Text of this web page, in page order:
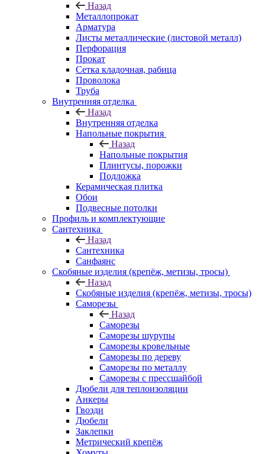
Назад
Металлопрокат
Арматура
Листы металлические (листовой металл)
Перфорация
Прокат
Сетка кладочная, рабица
Проволока
Труба
Внутренняя отделка
Назад
Внутренняя отделка
Напольные покрытия
Назад
Напольные покрытия
Плинтусы, порожки
Подложка
Керамическая плитка
Обои
Подвесные потолки
Профиль и комплектующие
Сантехника
Назад
Сантехника
Санфаянс
Скобяные изделия (крепёж, метизы, тросы)
Назад
Скобяные изделия (крепёж, метизы, тросы)
Саморезы
Назад
Саморезы
Саморезы шурупы
Саморезы кровельные
Саморезы по дереву
Саморезы по металлу
Саморезы с прессшайбой
Дюбели для теплоизоляции
Анкеры
Гвозди
Дюбели
Заклепки
Метрический крепёж